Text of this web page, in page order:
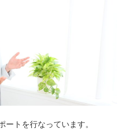
ートを行なっています。